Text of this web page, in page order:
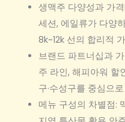
생맥주 다양성과 가
세션, 에일류가 다양
8k~12k 선의 합리적
브랜드 파트너십과
주 라인, 해피아워 할
구·수성구를 중심으
메뉴 구성의 차별점: